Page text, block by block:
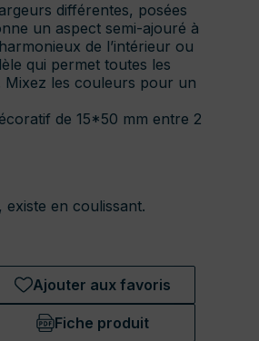
différentes, posées
un aspect semi-ajouré à
de l’intérieur ou
qui permet toutes les
Mixez les couleurs pour un
de 15*50 mm entre 2
en coulissant.
Ajouter aux favoris
Fiche produit